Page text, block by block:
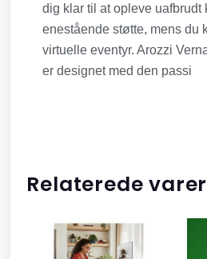
dig klar til at opleve uafbrudt
enestående støtte, mens du
virtuelle eventyr. Arozzi
er designet med den passi
Relaterede varer